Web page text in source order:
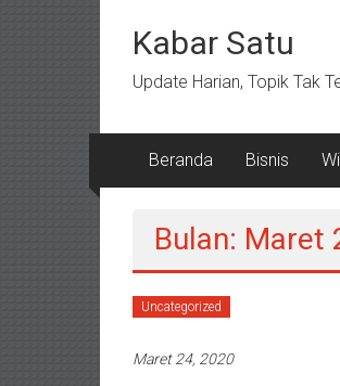
kontenKabar Satu
Update Harian, Topik Tak
Beranda Bisnis
Bulan: Maret
Uncategorized
Maret 24, 2020